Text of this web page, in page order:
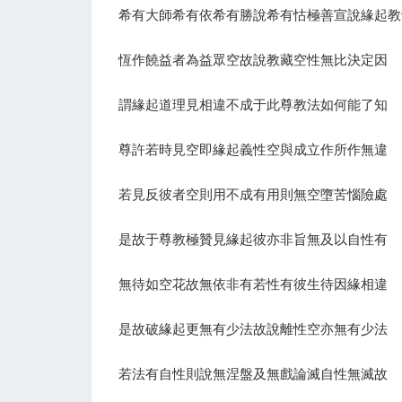
希有大師希有依希有勝說希有怙極善宣說緣起
恆作饒益者為益眾空故說教藏空性無比決定因
謂緣起道理見相違不成于此尊教法如何能了知
尊許若時見空即緣起義性空與成立作所作無違
若見反彼者空則用不成有用則無空墮苦惱險處
是故于尊教極贊見緣起彼亦非旨無及以自性有
無待如空花故無依非有若性有彼生待因緣相違
是故破緣起更無有少法故說離性空亦無有少法
若法有自性則說無涅盤及無戲論滅自性無滅故